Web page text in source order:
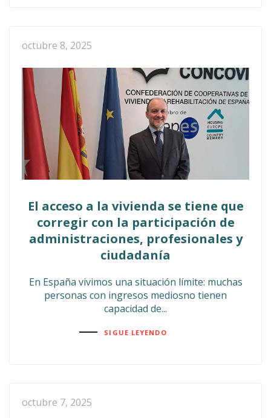
octubre 8, 2025
El acceso a la vivienda se tiene que
corregir con la participación de
administraciones, profesionales y
ciudadanía
En España vivimos una situación límite: muchas
personas con ingresos mediosno tienen
capacidad de...
SIGUE LEYENDO
octubre 7, 2025